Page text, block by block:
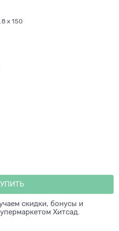
x 150
скидки, бонусы и
Хитсад.